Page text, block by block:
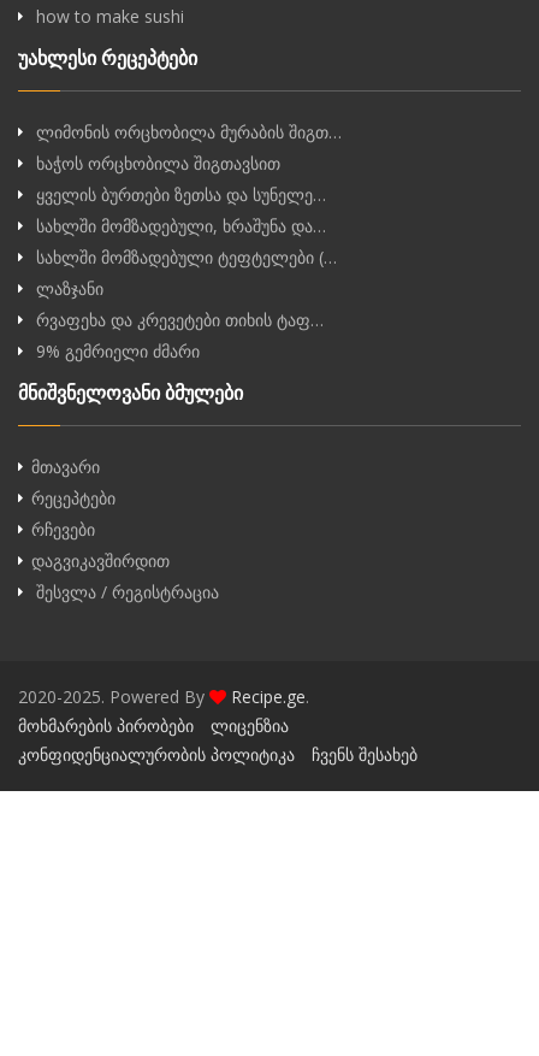
how to make sushi
უახლესი რეცეპტები
ლიმონის ორცხობილა მურაბის შიგთ…
ხაჭოს ორცხობილა შიგთავსით
ყველის ბურთები ზეთსა და სუნელე…
სახლში მომზადებული, ხრაშუნა და…
სახლში მომზადებული ტეფტელები (…
ლაზჯანი
რვაფეხა და კრევეტები თიხის ტაფ…
9% გემრიელი ძმარი
მნიშვნელოვანი ბმულები
მთავარი
რეცეპტები
რჩევები
დაგვიკავშირდით
შესვლა / რეგისტრაცია
2020-2025. Powered By Recipe.ge.
მოხმარების პირობები
ლიცენზია
კონფიდენციალურობის პოლიტიკა
ჩვენს შესახებ